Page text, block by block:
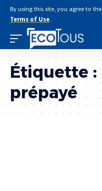
By using this site, you agree to the
Terms of Use.
Étiquette :
prépayé